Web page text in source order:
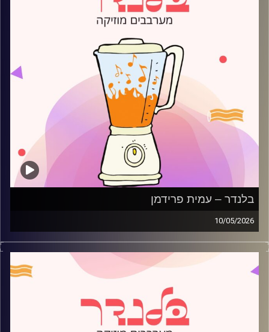
בלנדר – עמית פרידמן
10/05/2026
מוזיקה רגועה לפתוח איתה את הבוקר בהגשת עמית פרידמן
קרדיט תמונות:
AudioVersity